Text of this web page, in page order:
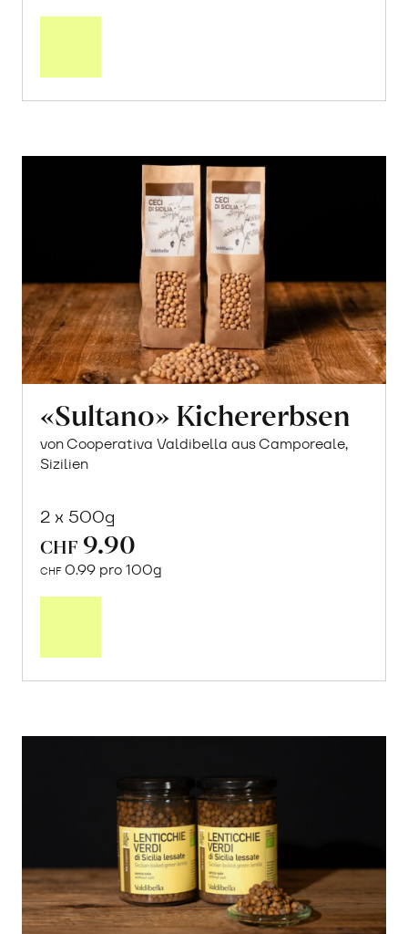
«Sultano» Kichererbsen
von Cooperativa Valdibella aus Camporeale,
Sizilien
2 x 500g
CHF 9.90
CHF 0.99 pro 100g